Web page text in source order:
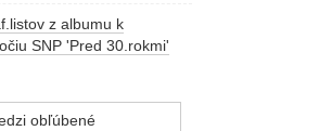
z albumu k
SNP 'Pred 30.rokmi'
obľúbené